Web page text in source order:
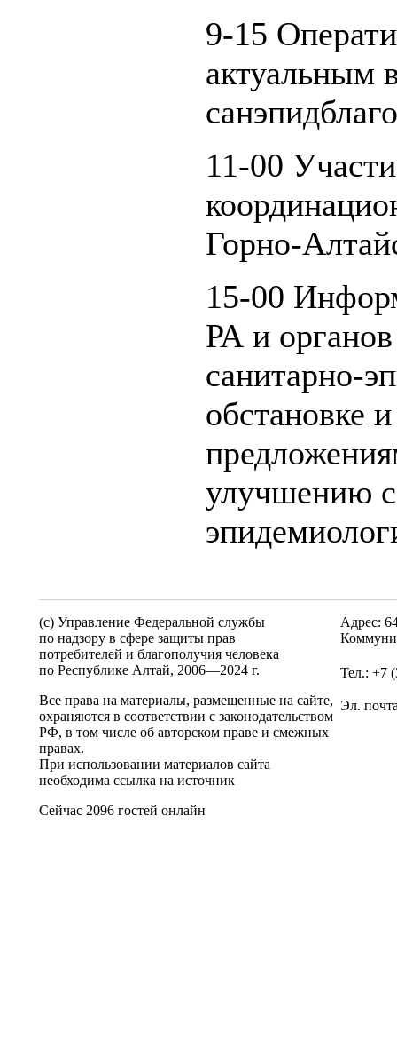
9-15
актуальным
11-00
Горно-
15-00
РА и
санитарно-
обстановке
улучшению
(c) Управление Федеральной службы
по надзору в сфере защиты прав
потребителей и благополучия человека
по Республике Алтай, 2006—2024 г.
Все права на материалы, размещенные на сайте,
охраняются в соответствии с законодательством
РФ, в том числе об авторском праве и смежных
правах.
При использовании материалов сайта
необходима ссылка на источник
Сейчас 2096 гостей онлайн
Адрес:
Тел.: +7
Эл.